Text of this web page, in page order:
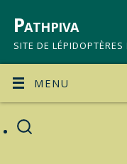
Pathpiva
SITE DE
MENU